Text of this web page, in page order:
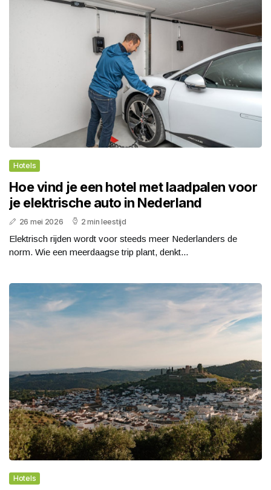
Hotels
Hoe vind je een hotel met laadpalen voor
je elektrische auto in Nederland
26 mei 2026 2 min leestijd
Elektrisch rijden wordt voor steeds meer Nederlanders de
norm. Wie een meerdaagse trip plant, denkt...
Hotels